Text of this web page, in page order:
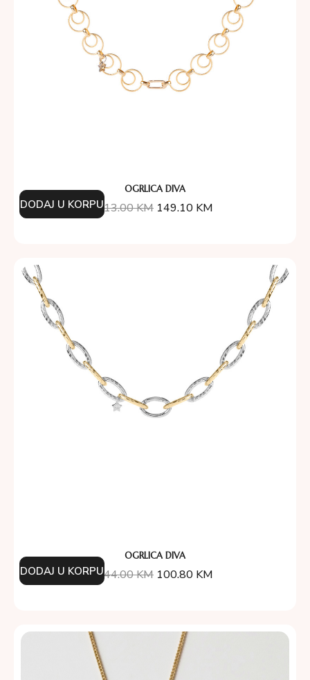
OGRLICA DIVA
213.00KM 149.10 KM
DODAJ U KORPU
OGRLICA DIVA
144.00KM 100.80 KM
DODAJ U KORPU